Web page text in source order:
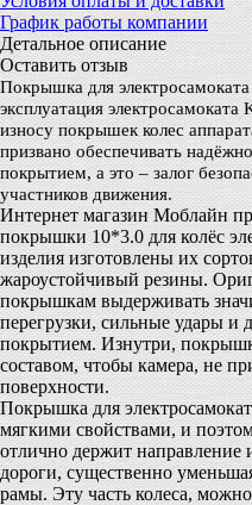
График работы компании
Детальное описание
Оставить отзыв
Покрышка для
эксплуатация
износу покрышек колес
призвано обеспечивать
покрытием, а это – залог
участников движения.
Интернет магазин Моблайн
покрышки 10*3.0 для колёс
изделия изготовлены их
жароустойчивый резины.
покрышкам выдерживать
перегрузки, сильные удары и
покрытием. Изнутри,
составом, чтобы камера, не
поверхности.
Покрышка для
мягкими свойствами, и
отлично держит направление
дороги, существенно
рамы. Эту часть колеса,